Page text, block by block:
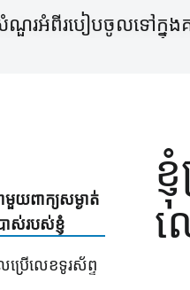
ណួរអំពីរបៀបចូលទៅក្នុ
មួយពាក្យសម្ងាត់
ាស់របស់ខ្ញុំ
ប្រើលេខទូរស័ព្ទ
ខ្
ឈ្